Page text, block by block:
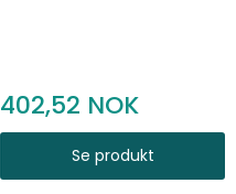
402,52
Se produkt